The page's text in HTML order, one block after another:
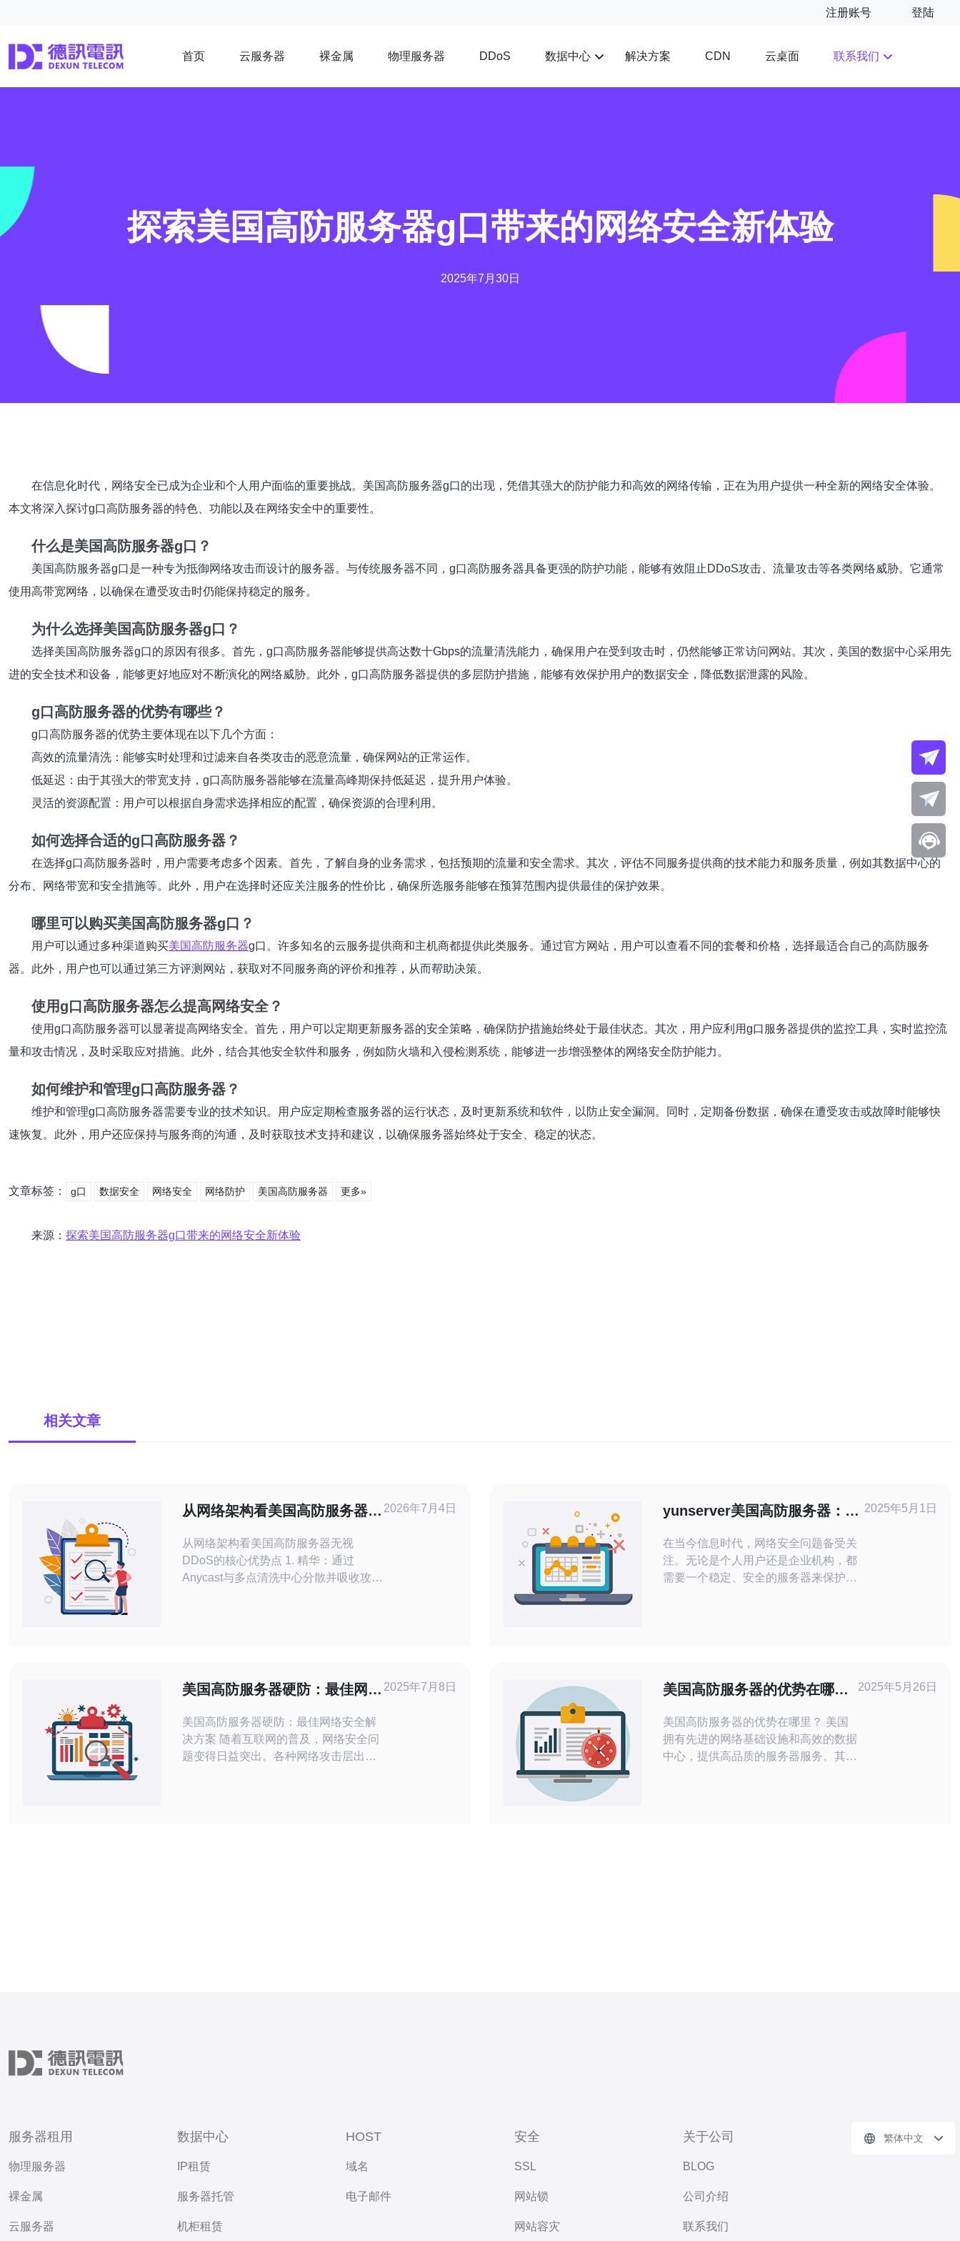
注册账号 登陆
首页 云服务器 裸金属 物理服务器 DDoS 数据中心 解决方案 CDN 云桌面 联系我们
探索美国高防服务器g口带来的网络安全新体验
2025年7月30日
在信息化时代，网络安全已成为企业和个人用户面临的重要挑战。美国高防服务器g口的出现，凭借其强大的防护能力和高效的网络传输，正在为用户提供一种全新的网络安全体验。
本文将深入探讨g口高防服务器的特色、功能以及在网络安全中的重要性。
什么是美国高防服务器g口？
美国高防服务器g口是一种专为抵御网络攻击而设计的服务器。与传统服务器不同，g口高防服务器具备更强的防护功能，能够有效阻止DDoS攻击、流量攻击等各类网络威胁。它通常
使用高带宽网络，以确保在遭受攻击时仍能保持稳定的服务。
为什么选择美国高防服务器g口？
选择美国高防服务器g口的原因有很多。首先，g口高防服务器能够提供高达数十Gbps的流量清洗能力，确保用户在受到攻击时，仍然能够正常访问网站。其次，美国的数据中心采用先
进的安全技术和设备，能够更好地应对不断演化的网络威胁。此外，g口高防服务器提供的多层防护措施，能够有效保护用户的数据安全，降低数据泄露的风险。
g口高防服务器的优势有哪些？
g口高防服务器的优势主要体现在以下几个方面：
高效的流量清洗：能够实时处理和过滤来自各类攻击的恶意流量，确保网站的正常运作。
低延迟：由于其强大的带宽支持，g口高防服务器能够在流量高峰期保持低延迟，提升用户体验。
灵活的资源配置：用户可以根据自身需求选择相应的配置，确保资源的合理利用。
如何选择合适的g口高防服务器？
在选择g口高防服务器时，用户需要考虑多个因素。首先，了解自身的业务需求，包括预期的流量和安全需求。其次，评估不同服务提供商的技术能力和服务质量，例如其数据中心的
分布、网络带宽和安全措施等。此外，用户在选择时还应关注服务的性价比，确保所选服务能够在预算范围内提供最佳的保护效果。
哪里可以购买美国高防服务器g口？
用户可以通过多种渠道购买美国高防服务器g口。许多知名的云服务提供商和主机商都提供此类服务。通过官方网站，用户可以查看不同的套餐和价格，选择最适合自己的高防服务
器。此外，用户也可以通过第三方评测网站，获取对不同服务商的评价和推荐，从而帮助决策。
使用g口高防服务器怎么提高网络安全？
使用g口高防服务器可以显著提高网络安全。首先，用户可以定期更新服务器的安全策略，确保防护措施始终处于最佳状态。其次，用户应利用g口服务器提供的监控工具，实时监控流
量和攻击情况，及时采取应对措施。此外，结合其他安全软件和服务，例如防火墙和入侵检测系统，能够进一步增强整体的网络安全防护能力。
如何维护和管理g口高防服务器？
维护和管理g口高防服务器需要专业的技术知识。用户应定期检查服务器的运行状态，及时更新系统和软件，以防止安全漏洞。同时，定期备份数据，确保在遭受攻击或故障时能够快
速恢复。此外，用户还应保持与服务商的沟通，及时获取技术支持和建议，以确保服务器始终处于安全、稳定的状态。
文章标签： g口 数据安全 网络安全 网络防护 美国高防服务器 更多»
来源： 探索美国高防服务器g口带来的网络安全新体验
相关文章
从网络架构看美国高防服务器无
从网络架构看美国高防服务器无视
DDoS的核心优势点 1. 精华：通过
Anycast与多点清洗中心分散并吸收攻击
攻击的实时判别与自动化清洗，使业务
2026年7月4日
yunserver美国高防服务器：稳
在当今信息时代，网络安全问题备受关
注。无论是个人用户还是企业机构，都
需要一个稳定、安全的服务器来保护他
务器的几个优势： 1. 稳定性 yunserv
2025年5月1日
美国高防服务器硬防：最佳网络
美国高防服务器硬防：最佳网络安全解
决方案 随着互联网的普及，网络安全问
题变得日益突出。各种网络攻击层出不
2025年7月8日
美国高防服务器的优势在哪
美国高防服务器的优势在哪里？ 美国
拥有先进的网络基础设施和高效的数据
中心，提供高品质的服务器服务。其服
2025年5月26日
服务器租用
物理服务器
裸金属
云服务器
数据中心
IP租赁
服务器托管
机柜租赁
HOST
域名
电子邮件
安全
SSL
网站锁
网站容灾
关于公司
BLOG
公司介绍
联系我们
繁体中文